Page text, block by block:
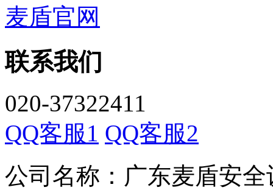
麦盾官网
联系我们
020-37322411
QQ客服1 QQ客服2
公司名称：广东麦盾安